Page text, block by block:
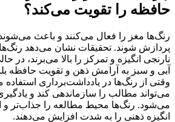
حافظه را تقویت می‌کند؟
رنگ‌ها مغز را فعال می‌کنند و باعث
پردازش شوند. تحقیقات نشان می‌دهد
نارنجی انگیزه و تمرکز را بالا می‌برند،
آبی و سبز به آرامش ذهن و تقویت حافظه
وقتی از رنگ‌ها در یادداشت‌برداری استفاده
می‌تواند مطالب را سازماندهی کند و یادگیری
می‌شود. رنگ‌ها محیط مطالعه را جذاب‌تر و
انگیزه ذهنی را به شدت افزایش می‌دهند.